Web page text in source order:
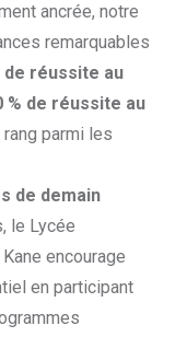
ancrée, notre
remarquables
de réussite au
% de réussite au
parmi les
de demain
le Lycée
encourage
en participant